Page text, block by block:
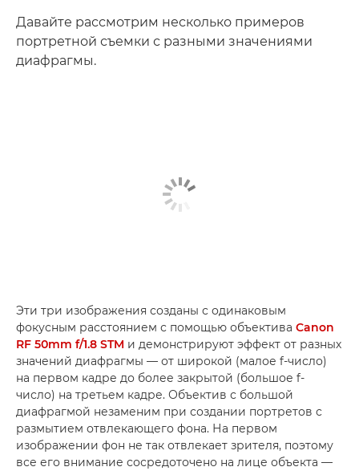
Давайте рассмотрим несколько примеров
портретной съемки с разными значениями
диафрагмы.
Эти три изображения созданы с одинаковым
фокусным расстоянием с помощью объектива Canon
RF 50mm f/1.8 STM и демонстрируют эффект от разных
значений диафрагмы — от широкой (малое f-число)
на первом кадре до более закрытой (большое f-
число) на третьем кадре. Объектив с большой
диафрагмой незаменим при создании портретов с
размытием отвлекающего фона. На первом
изображении фон не так отвлекает зрителя, поэтому
все его внимание сосредоточено на лице объекта —